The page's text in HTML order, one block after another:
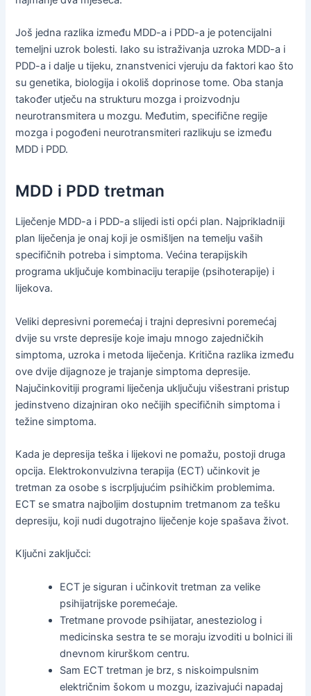
Još jedna razlika između MDD-a i PDD-a je potencijalni
temeljni uzrok bolesti. Iako su istraživanja uzroka MDD-a i
PDD-a i dalje u tijeku, znanstvenici vjeruju da faktori kao što
su genetika, biologija i okoliš doprinose tome. Oba stanja
također utječu na strukturu mozga i proizvodnju
neurotransmitera u mozgu. Međutim, specifične regije
mozga i pogođeni neurotransmiteri razlikuju se između
MDD i PDD.
MDD i PDD tretman
Liječenje MDD-a i PDD-a slijedi isti opći plan. Najprikladniji
plan liječenja je onaj koji je osmišljen na temelju vaših
specifičnih potreba i simptoma. Većina terapijskih
programa uključuje kombinaciju terapije (psihoterapije) i
lijekova.
Veliki depresivni poremećaj i trajni depresivni poremećaj
dvije su vrste depresije koje imaju mnogo zajedničkih
simptoma, uzroka i metoda liječenja. Kritična razlika između
ove dvije dijagnoze je trajanje simptoma depresije.
Najučinkovitiji programi liječenja uključuju višestrani pristup
jedinstveno dizajniran oko nečijih specifičnih simptoma i
težine simptoma.
Kada je depresija teška i lijekovi ne pomažu, postoji druga
opcija. Elektrokonvulzivna terapija (ECT) učinkovit je
tretman za osobe s iscrpljujućim psihičkim problemima.
ECT se smatra najboljim dostupnim tretmanom za tešku
depresiju, koji nudi dugotrajno liječenje koje spašava život.
Ključni zaključci:
ECT je siguran i učinkovit tretman za velike
psihijatrijske poremećaje.
Tretmane provode psihijatar, anesteziolog i
medicinska sestra te se moraju izvoditi u bolnici ili
dnevnom kirurškom centru.
Sam ECT tretman je brz, s niskoimpulsnim
električnim šokom u mozgu, izazivajući napadaj